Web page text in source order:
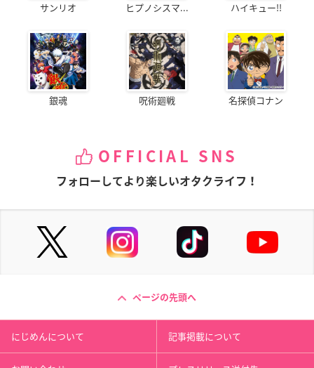
サンリオ ヒプノシスマ... ハイキュー!!
銀魂 呪術廻戦 名探偵コナン
OFFICIAL SNS
フォローしてより楽しいオタクライフ！
ページの先頭へ
にじめんについて 記事掲載について